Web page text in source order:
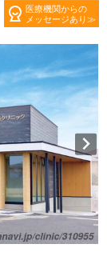
医療機関からの
メッセージあり